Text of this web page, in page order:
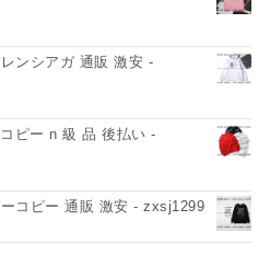
ンシアガ 通販 激安 -
ピー n 級 品 後払い -
コピー 通販 激安 - zxsj1299